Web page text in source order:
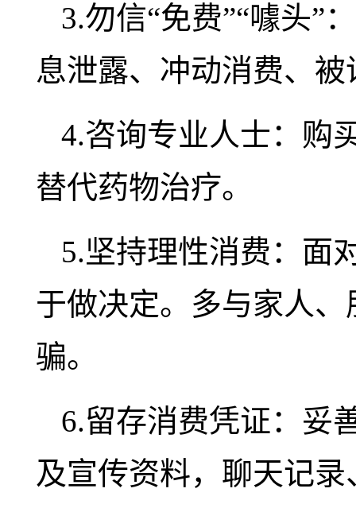
3.勿信“免费”“噱头”
息泄露、冲动消费、
4.咨询专业人士：购
替代药物治疗。
5.坚持理性消费：面
于做决定。多与家人
骗。
6.留存消费凭证：妥
及宣传资料，聊天记